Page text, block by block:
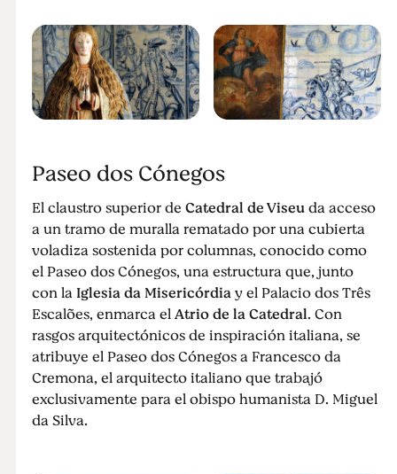
Paseo dos Cónegos
El claustro superior de Catedral de Viseuda acceso
a un tramo de muralla rematado por una cubierta
voladiza sostenida por columnas, conocido como
el Paseo dos Cónegos, una estructura que, junto
con la Iglesia da Misericórdiay el Palacio dos Três
Escalões, enmarca elAtrio de la Catedral. Con
rasgos arquitectónicos de inspiración italiana, se
atribuye el Paseo dos Cónegos a Francesco da
Cremona, el arquitecto italiano que trabajó
exclusivamente para el obispo humanista D. Miguel
da Silva.